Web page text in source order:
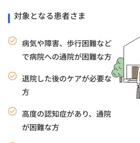
対象となる患者さま
病気や障害、歩行困難など
で病院への通院が困難な方
退院した後のケアが必要な
方
高度の認知症があり、通院
が困難な方